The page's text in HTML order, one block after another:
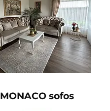
MONACO sofos